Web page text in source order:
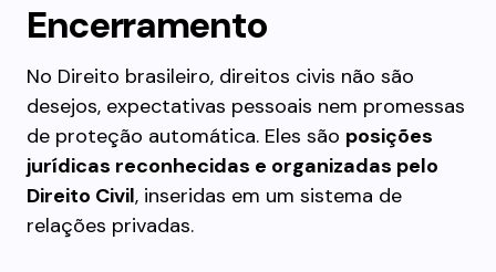
Encerramento
No Direito brasileiro, direitos civis não são
desejos, expectativas pessoais nem promessas
de proteção automática. Eles são posições
jurídicas reconhecidas e organizadas pelo
Direito Civil, inseridas em um sistema de
relações privadas.